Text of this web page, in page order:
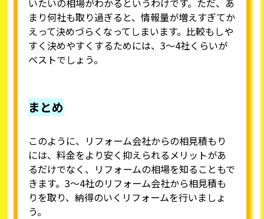
まり何社も取り過ぎると、情報量が増えすぎてか
えって決めづらくなってしまいます。比較もしや
すく決めやすくするためには、3～4社くらいが
ベストでしょう。
まとめ
このように、リフォーム会社からの相見積もり
には、料金をより安く抑えられるメリットがあ
るだけでなく、リフォームの相場を知ることもで
きます。3～4社のリフォーム会社から相見積も
りを取り、納得のいくリフォームを行いましょ
う。